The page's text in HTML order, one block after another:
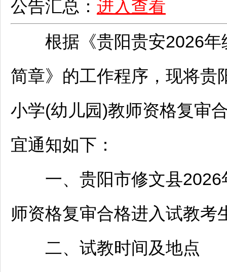
公告汇总： 进入查看
根据《贵阳贵安2026年
简章》的工作程序，现将贵
小学(幼儿园)教师资格复审
宜通知如下：
一、 贵阳市修文县2026
师资格复审合格进入试教考
二、试教时间及地点